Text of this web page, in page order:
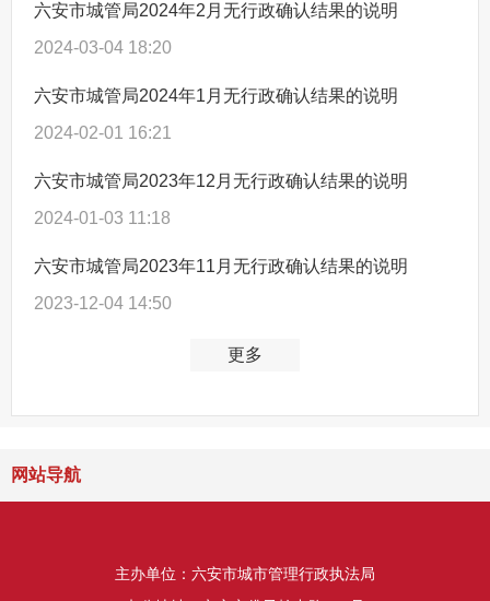
六安市城管局2024年2月无行政确认结果的说明
2024-03-04 18:20
六安市城管局2024年1月无行政确认结果的说明
2024-02-01 16:21
六安市城管局2023年12月无行政确认结果的说明
2024-01-03 11:18
六安市城管局2023年11月无行政确认结果的说明
2023-12-04 14:50
更多
网站导航
主办单位：六安市城市管理行政执法局